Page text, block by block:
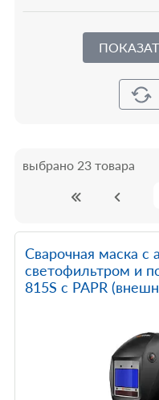
выбрано 23 товара
Сварочная маска с
светофильтром и
815S с PAPR